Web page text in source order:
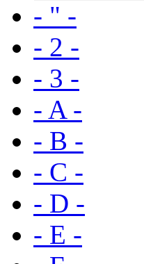
- " -
- 2 -
- 3 -
- A -
- B -
- C -
- D -
- E -